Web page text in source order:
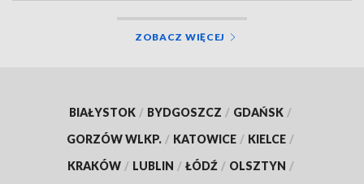
ZOBACZ WIĘCEJ
BIAŁYSTOK / BYDGOSZCZ / GDAŃSK /
GORZÓW WLKP. / KATOWICE / KIELCE /
KRAKÓW / LUBLIN / ŁÓDŹ / OLSZTYN /